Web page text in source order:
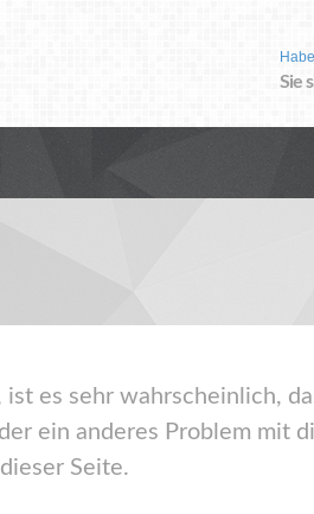
Sie
es sehr wahrscheinlich,
ein anderes Problem mit
Seite.